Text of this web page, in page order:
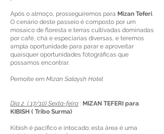
Após o almoço, prosseguiremos para Mizan Teferi.
O cenário deste passeio é composto por um
mosaico de floresta e terras cultivadas dominadas
por café, chá e especiarias diversas, e teremos
ampla oportunidade para parar e aproveitar
quaisquer oportunidades fotográficas que
possamos encontrar.
Pernoite em Mizan Salaysh Hotel
Dia 2 ( 17/10) Sexta-feira : MIZAN TEFERI para
KIBISH ( Tribo Surma)
Kibish é pacífico e intocado; esta área é uma